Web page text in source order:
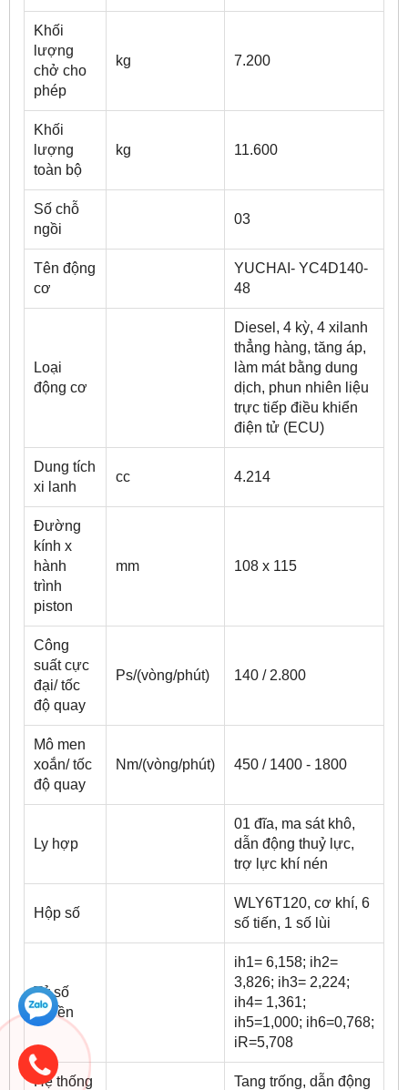
Khối
lượng
chở cho
phép
kg 7.200
Khối
lượng
toàn bộ
kg 11.600
Số chỗ
ngồi
03
Tên động
cơ
YUCHAI- YC4D140-
48
Loại
động cơ
Diesel, 4 kỳ, 4 xilanh
thẳng hàng, tăng áp,
làm mát bằng dung
dịch, phun nhiên liệu
trực tiếp điều khiển
điện tử (ECU)
Dung tích
xi lanh
cc 4.214
Đường
kính x
hành
trình
piston
mm 108 x 115
Công
suất cực
đại/ tốc
độ quay
Ps/(vòng/phút) 140 / 2.800
Mô men
xoắn/ tốc
độ quay
Nm/(vòng/phút) 450 / 1400 - 1800
Ly hợp
01 đĩa, ma sát khô,
dẫn động thuỷ lực,
trợ lực khí nén
Hộp số
WLY6T120, cơ khí, 6
số tiến, 1 số lùi
Tỷ số
truyền
ih1= 6,158; ih2=
3,826; ih3= 2,224;
ih4= 1,361;
ih5=1,000; ih6=0,768;
iR=5,708
Hệ thống Tang trống, dẫn động